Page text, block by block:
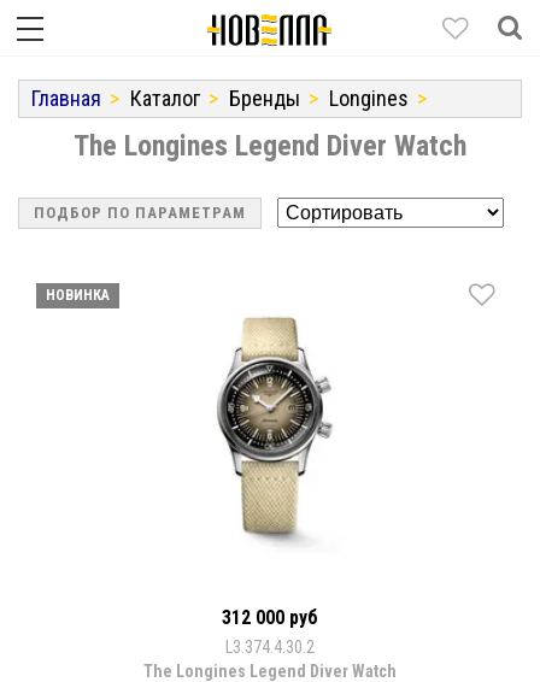
Главная Каталог Бренды Longines
The Longines Legend Diver Watch
ПОДБОР ПО ПАРАМЕТРАМ
НОВИНКА
312 000 руб
L3.374.4.30.2
The Longines Legend Diver Watch